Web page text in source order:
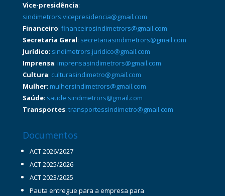
Vice-presidência:
sindimetrors.vicepresidencia@gmail.com
Financeiro: financeirosindimetrors@gmail.com
Secretaria Geral: secretariasindimetrors@gmail.com
Jurídico: sindimetrors.juridico@gmail.com
Imprensa: imprensasindimetrors@gmail.com
Cultura: culturasindimetro@gmail.com
Mulher: mulhersindimetrors@gmail.com
Saúde: saude.sindimetrors@gmail.com
Transportes: transportessindimetro@gmail.com
Documentos
ACT 2026/2027
ACT 2025/2026
ACT 2023/2025
Pauta entregue para a empresa para